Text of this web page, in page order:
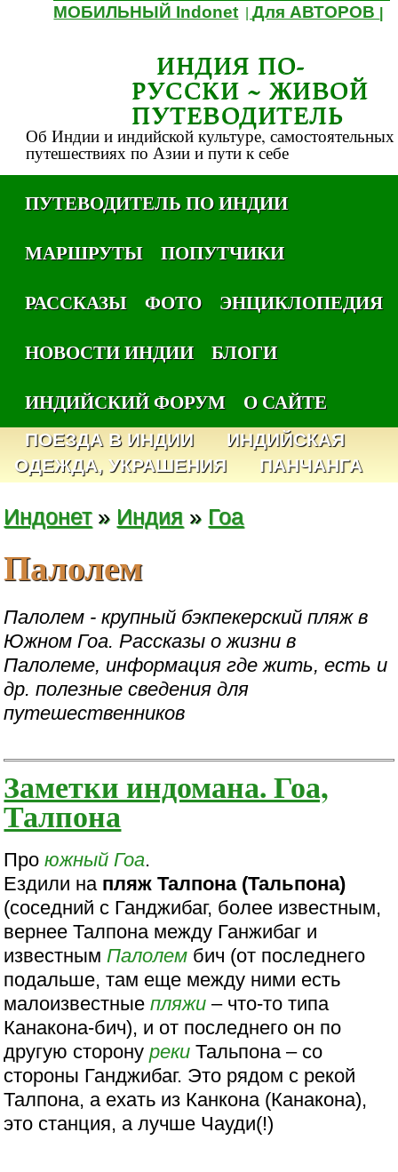
МОБИЛЬНЫЙ Indonet |Для АВТОРОВ
ИНДИЯ ПО-
РУССКИ ~ ЖИВОЙ
ПУТЕВОДИТЕЛЬ
Об Индии и индийской культуре, самостоятельных
путешествиях по Азии и пути к себе
ПУТЕВОДИТЕЛЬ ПО ИНДИИ
МАРШРУТЫ
ПОПУТЧИКИ
РАССКАЗЫ
ФОТО
ЭНЦИКЛОПЕДИЯ
НОВОСТИ ИНДИИ
БЛОГИ
ИНДИЙСКИЙ ФОРУМ
О САЙТЕ
ПОЕЗДА В ИНДИИ
ИНДИЙСКАЯ
ОДЕЖДА, УКРАШЕНИЯ
ПАНЧАНГА
Индонет» Индия » Гоа
Палолем
Палолем - крупный бэкпекерский пляж в
Южном Гоа. Рассказы о жизни в
Палолеме, информация где жить, есть и
др. полезные сведения для
путешественников
Заметки индомана. Гоа,
Талпона
Проюжный Гоа.
Ездили на пляж Талпона (Тальпона)
(соседний с Ганджибаг, более известным,
вернее Талпона между Ганжибаг и
известнымПалолем бич (от последнего
подальше, там еще между ними есть
малоизвестныепляжи – что-то типа
Канакона-бич), и от последнего он по
другую сторонуреки Тальпона – со
стороны Ганджибаг. Это рядом с рекой
Талпона, а ехать из Канкона (Канакона),
это станция, а лучше Чауди(!)